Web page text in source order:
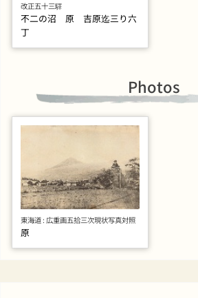
改正五十三驛
不二の沼 原 吉原迄三り六
丁
Photos
東海道 : 広重画五拾三次現状写真対照
原